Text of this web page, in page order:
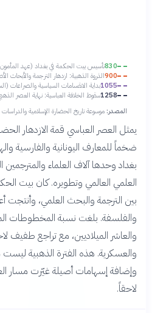
830 تأسيس بيت الحكمة في بغداد (عهد المأمون)
900 الذروة الذهبية: ازدهار الترجمة والأبحاث الأصيلة
1055بداية الانقسامات السياسية والصراعات
1258سقوط الخلافة العباسية: نهاية العصر الذهبي
المصدر:موسوعة تاريخ الحضارة الإسلامية والدراسات
العصر العباسي قمة الازدهار
للمعارف اليونانية والفارسية
وحدها آلاف العلماء والمترجمين
العالمي وتطويره. كان بيت
الترجمة والبحث العلمي، وأنتجت
بلغت نسبة المخطوطات
الميلاديين، مع تراجع طفيف
هذه الفترة الذهبية ليست
إسهامات أصيلة غيّرت مسار العلوم